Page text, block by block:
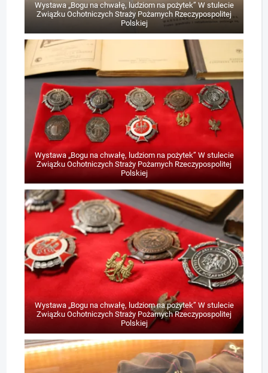
Wystawa „Bogu na chwałę, ludziom na pożytek” W stulecie
Związku Ochotniczych Straży Pożarnych Rzeczypospolitej
Polskiej
Wystawa „Bogu na chwałę, ludziom na pożytek” W stulecie
Związku Ochotniczych Straży Pożarnych Rzeczypospolitej
Polskiej
Wystawa „Bogu na chwałę, ludziom na pożytek” W stulecie
Związku Ochotniczych Straży Pożarnych Rzeczypospolitej
Polskiej